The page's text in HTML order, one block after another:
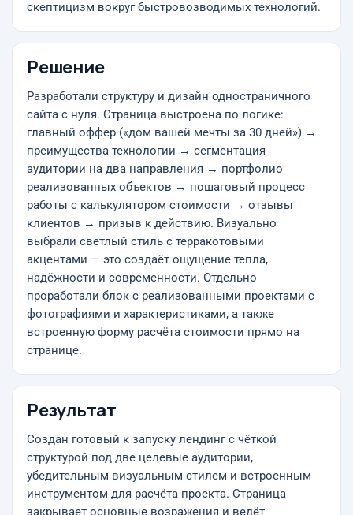
скептицизм вокруг быстровозводимых технологий.
Решение
Разработали структуру и дизайн одностраничного
сайта с нуля. Страница выстроена по логике:
главный оффер («дом вашей мечты за 30 дней») →
преимущества технологии → сегментация
аудитории на два направления → портфолио
реализованных объектов → пошаговый процесс
работы с калькулятором стоимости → отзывы
клиентов → призыв к действию. Визуально
выбрали светлый стиль с терракотовыми
акцентами — это создаёт ощущение тепла,
надёжности и современности. Отдельно
проработали блок с реализованными проектами с
фотографиями и характеристиками, а также
встроенную форму расчёта стоимости прямо на
странице.
Результат
Создан готовый к запуску лендинг с чёткой
структурой под две целевые аудитории,
убедительным визуальным стилем и встроенным
инструментом для расчёта проекта. Страница
закрывает основные возражения и ведёт